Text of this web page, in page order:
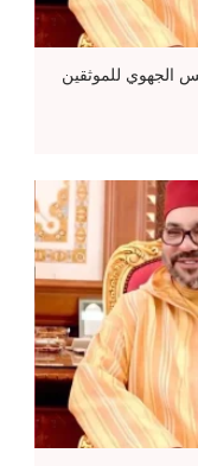
الجهوي للموثقين